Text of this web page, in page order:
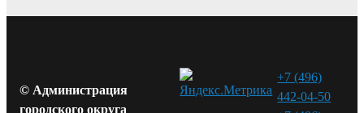
© Администрация
городского округа
+7 (496)
442-04-50